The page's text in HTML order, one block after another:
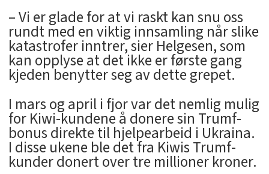
– Vi er glade for at vi raskt kan snu oss
rundt med en viktig innsamling når slike
katastrofer inntrer, sier Helgesen, som
kan opplyse at det ikke er første gang
kjeden benytter seg av dette grepet.
I mars og april i fjor var det nemlig mulig
for Kiwi-kundene å donere sin Trumf-
bonus direkte til hjelpearbeid i Ukraina.
I disse ukene ble det fra Kiwis Trumf-
kunder donert over tre millioner kroner.